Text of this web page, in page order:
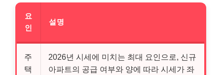
요
인
설명
주
택
2026년 시세에 미치는 최대 요인으로, 신규
아파트의 공급 여부와 양에 따라 시세가 좌